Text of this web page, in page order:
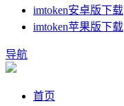
imtoken安卓版下载
imtoken苹果版下载
导航
首页